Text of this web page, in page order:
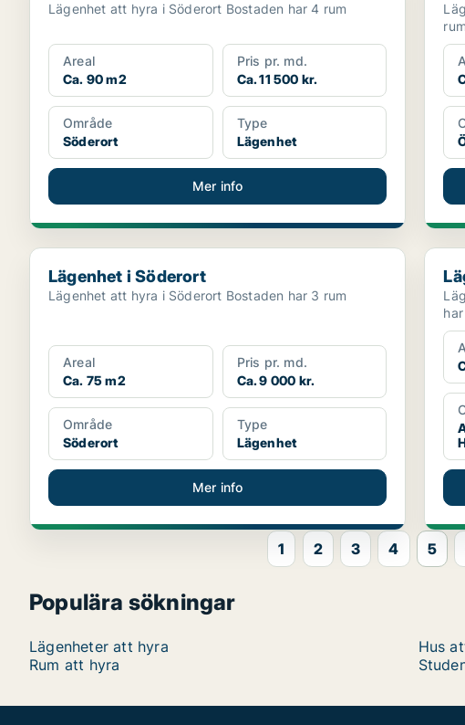
Lägenhet att hyra i Söderort Bostaden har 4 rum
Areal
Ca. 90 m2
Pris pr. md.
Ca. 11 500 kr.
Område
Söderort
Type
Lägenhet
Mer info
rum
Lägenhet i Söderort
Lägenhet i Söderort
Lägenhet att hyra i Söderort Bostaden har 3 rum
Areal
Ca. 75 m2
Pris pr. md.
Ca. 9 000 kr.
Område
Söderort
Type
Lägenhet
Mer info
1 2 3 4 5
Populära sökningar
Lägenheter att hyra Hus
Rum att hyra